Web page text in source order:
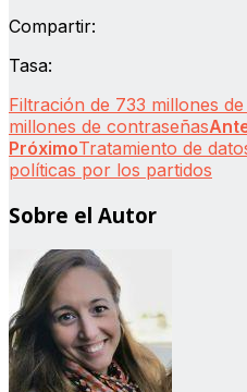
Compartir:
Tasa:
Filtración de 733 millones
millones de contraseñas
PróximoTratamiento de
políticas por los partidos
Sobre el Autor